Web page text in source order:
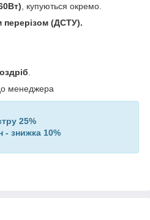
, купуються окремо.
перерізом (ДСТУ).
менеджера
25%
- знижка 10%